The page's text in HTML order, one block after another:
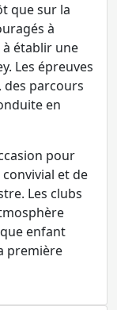
que sur la
à
établir une
Les épreuves
des parcours
en
pour
et de
Les clubs
enfant
première